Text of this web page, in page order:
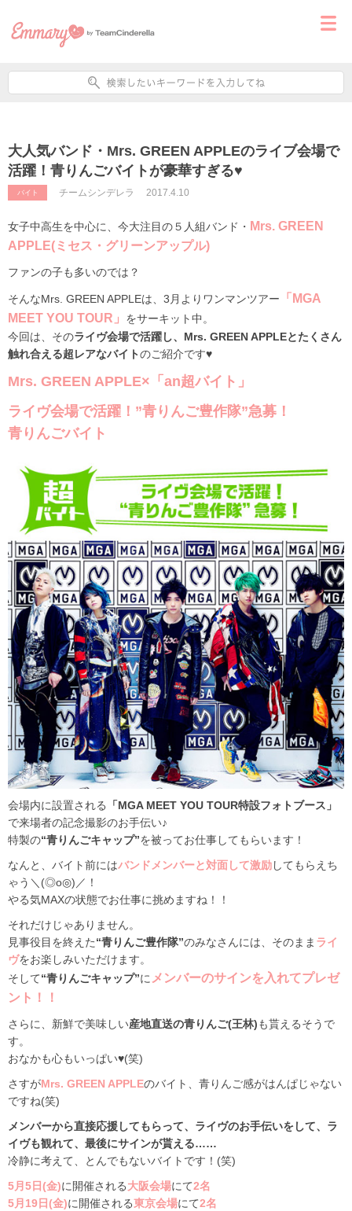
大人気バンド・Mrs. GREEN APPLEのライブ会場で
活躍！青りんごバイトが豪華すぎる♥
バイト チームシンデレラ 2017.4.10
女子中高生を中心に、今大注目の５人組バンド・ Mrs. GREEN
APPLE(ミセス・グリーンアップル)
ファンの子も多いのでは？
そんなMrs. GREEN APPLEは、3月よりワンマンツアー 「MGA
MEET YOU TOUR」 をサーキット中。
今回は、そのライヴ会場で活躍し、Mrs. GREEN APPLEとたくさん
触れ合える超レアなバイトのご紹介です♥
Mrs. GREEN APPLE×「an超バイト」
ライヴ会場で活躍！”青りんご豊作隊”急募！
青りんごバイト
会場内に設置される
「MGA MEET YOU TOUR特設フォトブース」
で来場者の記念撮影のお手伝い♪
特製の“青りんごキャップ”を被ってお仕事してもらいます！
なんと、バイト前にはバンドメンバーと対面して激励してもらえち
ゃう＼(◎o◎)／！
やる気MAXの状態でお仕事に挑めますね！！
それだけじゃありません。
見事役目を終えた“青りんご豊作隊”のみなさんには、そのまま ライ
ヴをお楽しみいただけます。
そして“青りんごキャップ”に メンバーのサインを入れてプレゼ
ント！！
さらに、新鮮で美味しい産地直送の青りんご(王林)も貰えるそうで
す。
おなかも心もいっぱい♥(笑)
さすがMrs. GREEN APPLEのバイト、青りんご感がはんぱじゃない
ですね(笑)
メンバーから直接応援してもらって、ライヴのお手伝いをして、ラ
イヴも観れて、最後にサインが貰える……
冷静に考えて、とんでもないバイトです！(笑)
5月5日(金)に開催される大阪会場にて2名
5月19日(金)に開催される東京会場にて2名